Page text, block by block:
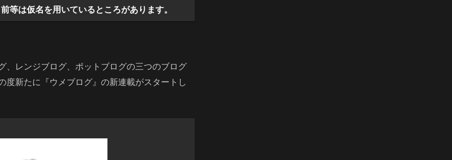
等は仮名を用いているところがあります。
レンジブログ、ポットブログの三つのブログ
度新たに『ウメブログ』の新連載がスタートし